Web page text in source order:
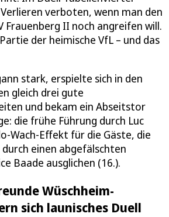
verboten, wenn man den
Frauenberg II noch angreifen will.
der heimische VfL – und das
stark, erspielte sich in den
gleich drei gute
und bekam ein Abseitstor
die frühe Führung durch Luc
Wach-Effekt für die Gäste, die
einen abgefälschten
Baade ausglichen (16.).
Wüschheim-
sich launisches Duell